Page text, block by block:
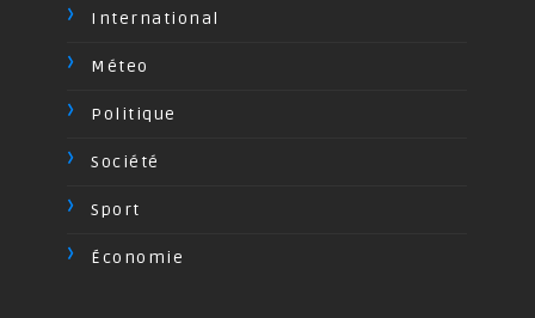
International
Méteo
Politique
Société
Sport
Économie